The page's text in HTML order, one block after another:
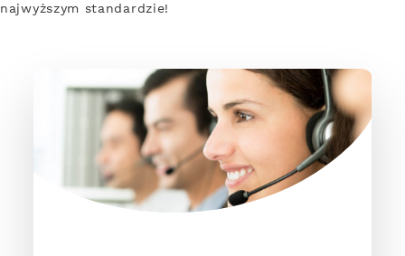
najwyższym standardzie!